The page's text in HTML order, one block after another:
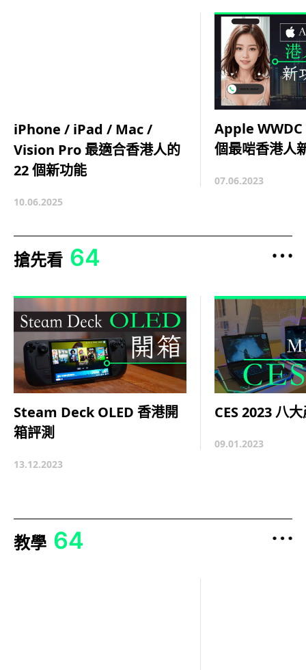
iPhone / iPad / Mac /
Vision Pro 最適合香港人的
22 個新功能
10.06.2025
Apple WWDC
個最啱香港人
07.06.2023
搶先看 64
Steam Deck OLED 香港開
箱評測
13.12.2023
CES 2023 八
09.01.2023
教學 64